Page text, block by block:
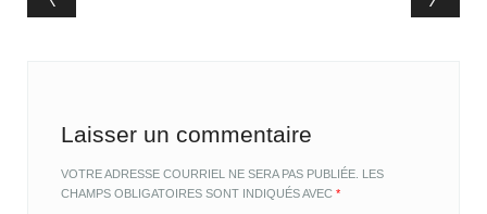
Post navigation
Laisser un commentaire
VOTRE ADRESSE COURRIEL NE SERA PAS PUBLIÉE. LES
CHAMPS OBLIGATOIRES SONT INDIQUÉS AVEC*